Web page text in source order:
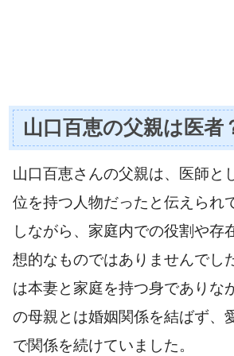
山口百恵の父親は医者
山口百恵さんの父親は、医師と
位を持つ人物だったと伝えられ
しながら、家庭内での役割や存
想的なものではありませんでし
は本妻と家庭を持つ身でありな
の母親とは婚姻関係を結ばず、
で関係を続けていました。